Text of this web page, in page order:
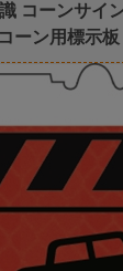
コーンサイ
ーン用標示板